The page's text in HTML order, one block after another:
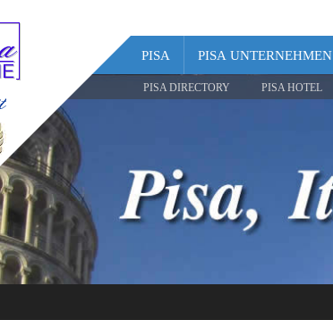
PISA PISA UNTERNEHMEN
PISA DIRECTORY PISA HOTEL